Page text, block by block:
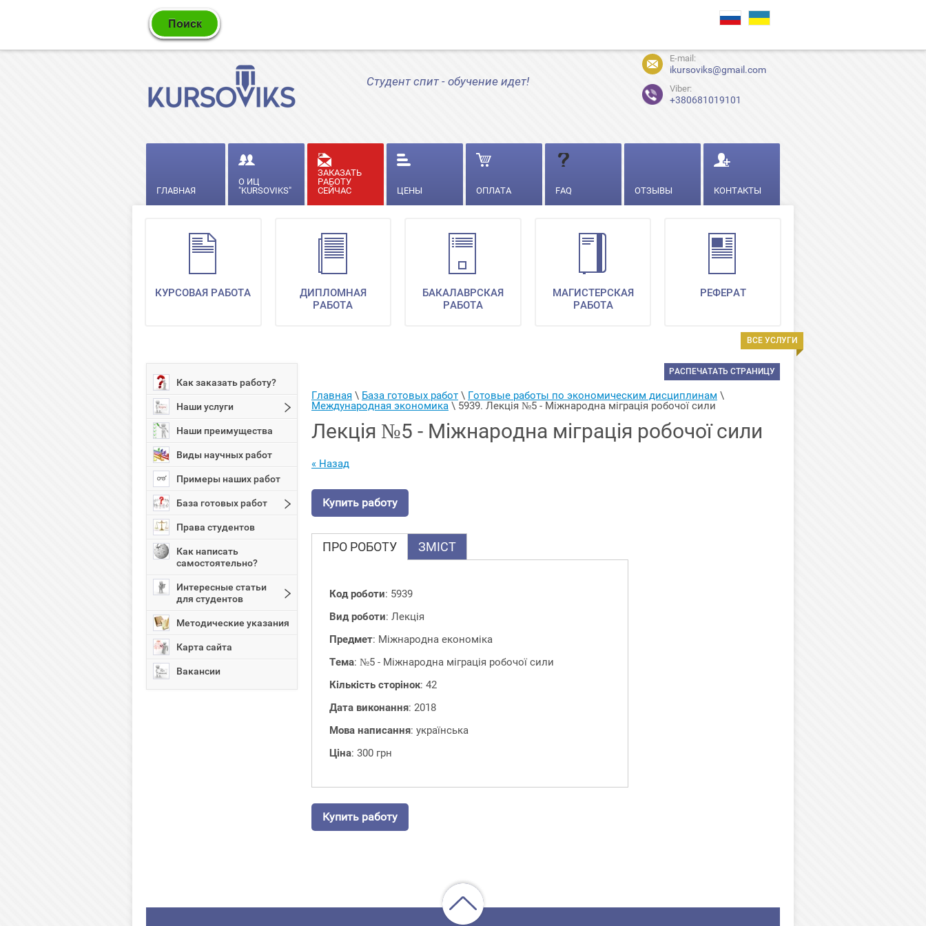
Студент спит - обучение идет!
E-mail:
ikursoviks@gmail.com
Viber:
+380681019101
ГЛАВНАЯ
О ИЦ
"KURSOVIKS"
ЗАКАЗАТЬ
РАБОТУ
СЕЙЧАС
ЦЕНЫ ОПЛАТА FAQ ОТЗЫВЫ КОНТАКТЫ
ВСЕ УСЛУГИ
КУРСОВАЯ РАБОТА
ДИПЛОМНАЯ
РАБОТА
БАКАЛАВРСКАЯ
РАБОТА
МАГИСТЕРСКАЯ
РАБОТА
РЕФЕРАТ
Как заказать работу?
Наши услуги
Наши преимущества
Виды научных работ
Примеры наших работ
База готовых работ
Права студентов
Как написать
самостоятельно?
Интересные статьи
для студентов
Методические указания
Карта сайта
Вакансии
РАСПЕЧАТАТЬ СТРАНИЦУ
Главная \ База готовых работ \ Готовые работы по экономическим дисциплинам
Международная экономика \ 5939. Лекція №5 - Міжнародна міграція робочої сили
Лекція №5 - Міжнародна міграція робочої сили
« Назад
Купить работу
ПРО РОБОТУ ЗМІСТ
Код роботи: 5939
Вид роботи: Лекція
Предмет: Міжнародна економіка
Тема: №5 - Міжнародна міграція робочої сили
Кількість сторінок: 42
Дата виконання: 2018
Мова написання: українська
Ціна: 300 грн
Купить работу